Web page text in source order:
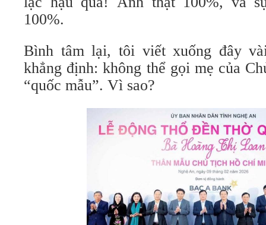
100%.
Bình tâm lại, tôi viết xuống đây
khẳng định: không thể gọi mẹ của
“quốc mẫu”. Vì sao?